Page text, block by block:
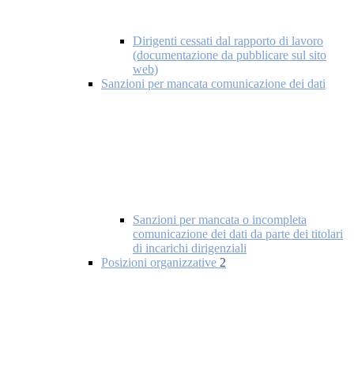
Dirigenti cessati dal rapporto di lavoro
(documentazione da pubblicare sul sito
web)
Sanzioni per mancata comunicazione dei dati
Sanzioni per mancata o incompleta
comunicazione dei dati da parte dei titolari
di incarichi dirigenziali
Posizioni organizzative 2